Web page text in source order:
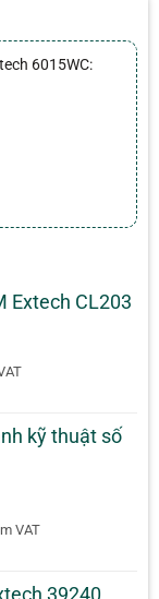
6015WC:
Extech CL203
kỹ thuật số
VAT
39240